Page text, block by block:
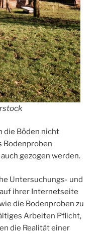
die Böden nicht
Bodenproben
gezogen werden.
Untersuchungs- und
ihrer Internetseite
die Bodenproben zu
Arbeiten Pflicht,
die Realität einer